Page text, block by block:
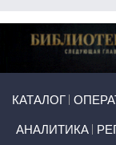
КАТАЛОГ
АНАЛИТИКА